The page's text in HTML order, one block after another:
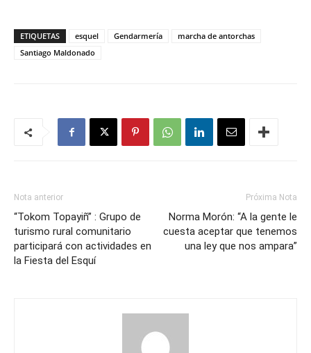
ETIQUETAS esquel Gendarmería
marcha de antorchas
Santiago Maldonado
Nota anterior
“Tokom Topayiñ” : Grupo de
turismo rural comunitario
participará con actividades en
la Fiesta del Esquí
Próxima Nota
Norma Morón: “A la gente le
cuesta aceptar que tenemos
una ley que nos ampara”